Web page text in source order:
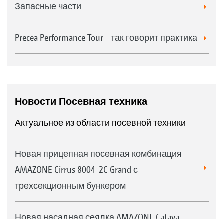
Запасные части
Precea Performance Tour - так говорит практика
Новости Посевная техника
Актуальное из области посевной техники
Новая прицепная посевная комбинация
AMAZONE Cirrus 8004-2C Grand с
трехсекционным бункером